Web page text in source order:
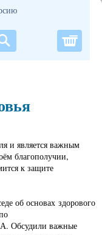
и является важным
благополучии,
к защите
об основах здорового
Обсудили важные